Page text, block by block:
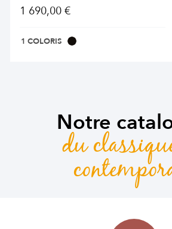
1 690,00 €
1 COLORIS
Notre
du